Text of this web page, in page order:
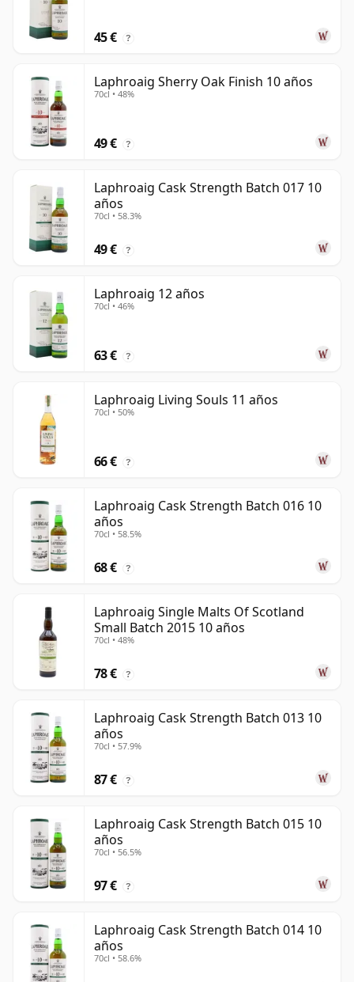
45 € ?
Laphroaig Sherry Oak Finish 10 años
70cl • 48%
49 € ?
Laphroaig Cask Strength Batch 017 10
años
70cl • 58.3%
49 € ?
Laphroaig 12 años
70cl • 46%
63 € ?
Laphroaig Living Souls 11 años
70cl • 50%
66 € ?
Laphroaig Cask Strength Batch 016 10
años
70cl • 58.5%
68 € ?
Laphroaig Single Malts Of Scotland
Small Batch 2015 10 años
70cl • 48%
78 € ?
Laphroaig Cask Strength Batch 013 10
años
70cl • 57.9%
87 € ?
Laphroaig Cask Strength Batch 015 10
años
70cl • 56.5%
97 € ?
Laphroaig Cask Strength Batch 014 10
años
70cl • 58.6%